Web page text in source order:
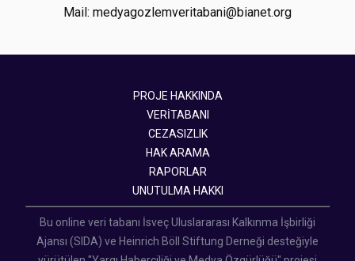
Mail: medyagozlemveritabani@bianet.org
PROJE HAKKINDA
VERİTABANI
CEZASIZLIK
HAK ARAMA
RAPORLAR
UNUTULMA HAKKI
Bu online veri tabanı İsveç Uluslararası Kalkınma İşbirliği
Ajansı (SIDA) ve Heinrich Böll Stiftung Derneği desteğiyle